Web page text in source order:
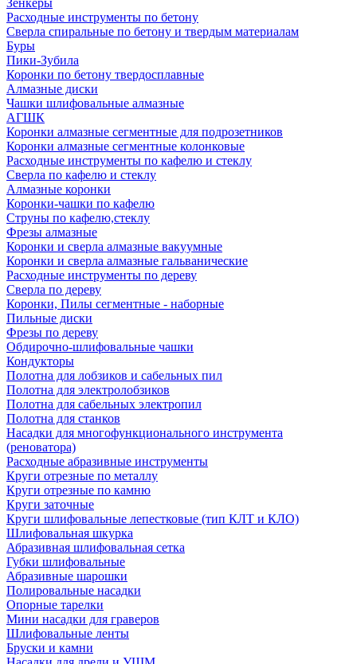
Зенкеры
Расходные инструменты по бетону
Сверла спиральные по бетону и твердым материалам
Буры
Пики-Зубила
Коронки по бетону твердосплавные
Алмазные диски
Чашки шлифовальные алмазные
АГШК
Коронки алмазные сегментные для подрозетников
Коронки алмазные сегментные колонковые
Расходные инструменты по кафелю и стеклу
Сверла по кафелю и стеклу
Алмазные коронки
Коронки-чашки по кафелю
Струны по кафелю,стеклу
Фрезы алмазные
Коронки и сверла алмазные вакуумные
Коронки и сверла алмазные гальванические
Расходные инструменты по дереву
Сверла по дереву
Коронки, Пилы сегментные - наборные
Пильные диски
Фрезы по дереву
Обдирочно-шлифовальные чашки
Кондукторы
Полотна для лобзиков и сабельных пил
Полотна для электролобзиков
Полотна для сабельных электропил
Полотна для станков
Насадки для многофункционального инструмента
(реноватора)
Расходные абразивные инструменты
Круги отрезные по металлу
Круги отрезные по камню
Круги заточные
Круги шлифовальные лепестковые (тип КЛТ и КЛО)
Шлифовальная шкурка
Абразивная шлифовальная сетка
Губки шлифовальные
Абразивные шарошки
Полировальные насадки
Опорные тарелки
Мини насадки для граверов
Шлифовальные ленты
Бруски и камни